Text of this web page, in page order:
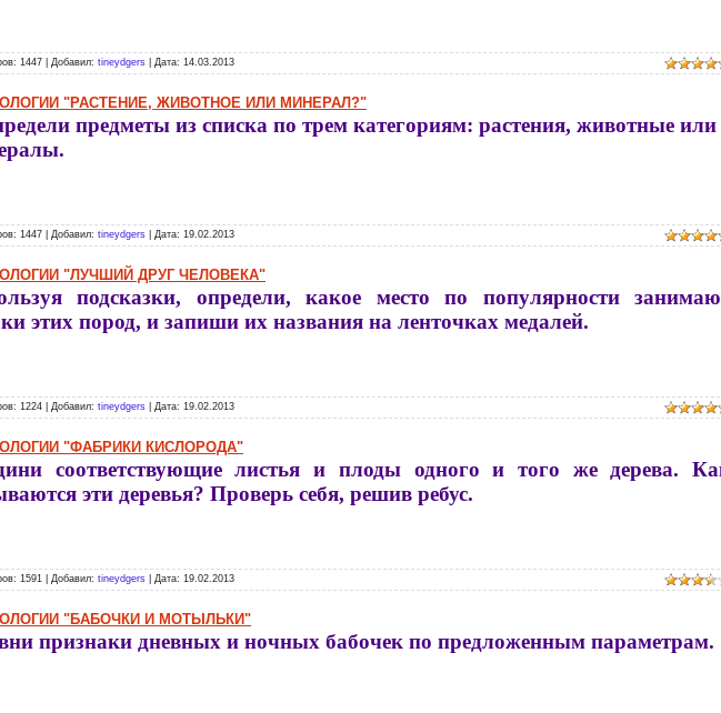
1447 | Добавил: tineydgers | Дата: 14.03.2013
"РАСТЕНИЕ, ЖИВОТНОЕ ИЛИ МИНЕРАЛ?"
предметы из списка по трем категориям: растения, животные или
1447 | Добавил: tineydgers | Дата: 19.02.2013
"ЛУЧШИЙ ДРУГ ЧЕЛОВЕКА"
подсказки, определи, какое место по популярности
этих пород, и запиши их названия на ленточках медалей.
1224 | Добавил: tineydgers | Дата: 19.02.2013
"ФАБРИКИ КИСЛОРОДА"
соответствующие листья и плоды одного и того же дерева.
эти деревья? Проверь себя, решив ребус.
1591 | Добавил: tineydgers | Дата: 19.02.2013
"БАБОЧКИ И МОТЫЛЬКИ"
признаки дневных и ночных бабочек по предложенным параметрам.